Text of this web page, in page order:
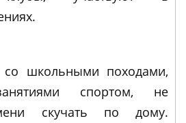
со школьными походами,
спортом, не
скучать по дому.